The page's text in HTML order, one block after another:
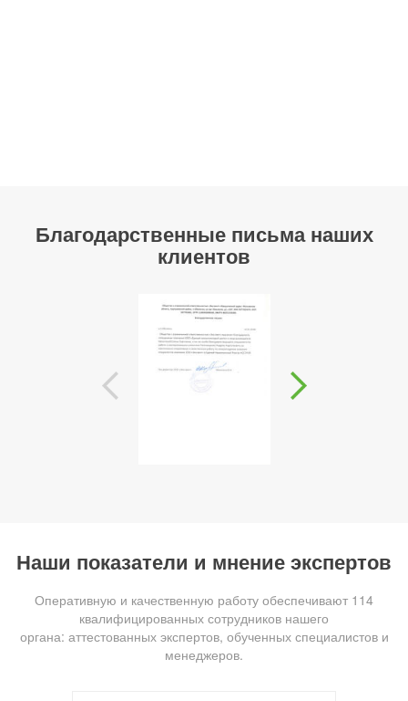
Благодарственные письма наших
клиентов
Наши показатели и мнение экспертов
Оперативную и качественную работу обеспечивают 114
квалифицированных сотрудников нашего
органа: аттестованных экспертов, обученных специалистов и
менеджеров.